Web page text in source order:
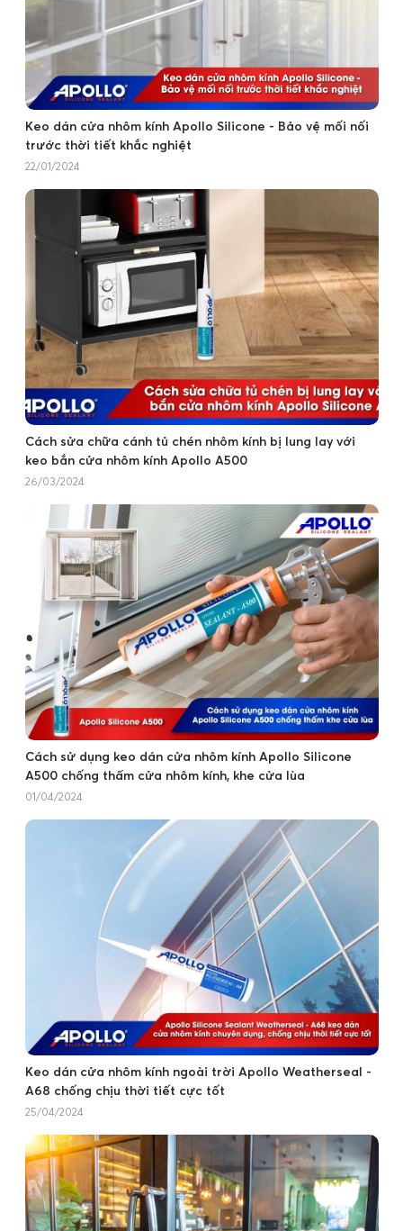
Keo dán cửa nhôm kính Apollo Silicone - Bảo vệ mối nối
trước thời tiết khắc nghiệt
22/01/2024
Cách sửa chữa cánh tủ chén nhôm kính bị lung lay với
keo bắn cửa nhôm kính Apollo A500
26/03/2024
Cách sử dụng keo dán cửa nhôm kính Apollo Silicone
A500 chống thấm cửa nhôm kính, khe cửa lùa
01/04/2024
Keo dán cửa nhôm kính ngoài trời Apollo Weatherseal -
A68 chống chịu thời tiết cực tốt
25/04/2024